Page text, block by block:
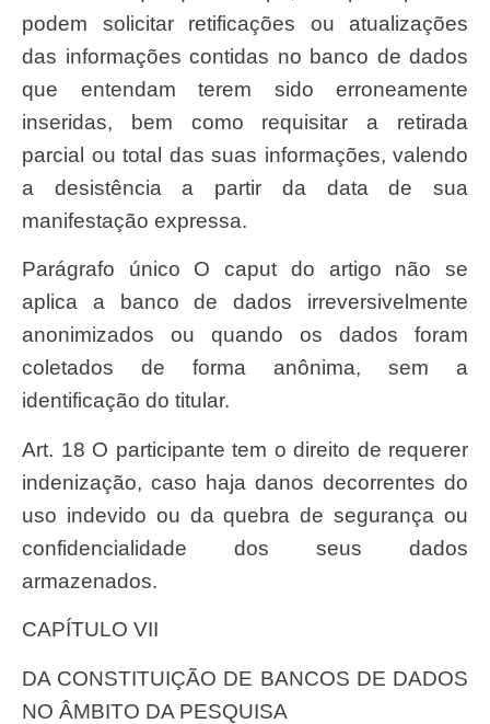
podem solicitar retificações ou atualizações
das informações contidas no banco de dados
que entendam terem sido erroneamente
inseridas, bem como requisitar a retirada
parcial ou total das suas informações, valendo
a desistência a partir da data de sua
manifestação expressa.
Parágrafo único O caput do artigo não se
aplica a banco de dados irreversivelmente
anonimizados ou quando os dados foram
coletados de forma anônima, sem a
identificação do titular.
Art. 18 O participante tem o direito de requerer
indenização, caso haja danos decorrentes do
uso indevido ou da quebra de segurança ou
confidencialidade dos seus dados
armazenados.
CAPÍTULO VII
DA CONSTITUIÇÃO DE BANCOS DE DADOS
NO ÂMBITO DA PESQUISA